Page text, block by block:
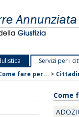
Servizi per i
fare per... >
Come